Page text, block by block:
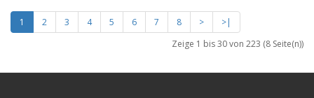
1 2 3 4 5 6 7 8 >
>|
Zeige 1 bis 30 von 223 (8 Seite(n))